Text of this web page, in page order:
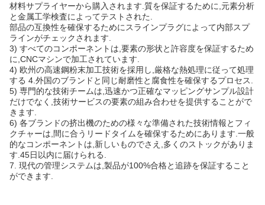
材料サプライヤーから購入されます.質を保証するために,元素分析
と金属工学検査によってテストされた.
部品の互換性を確保するためにスラインプラグによって内部スプ
ラインがチェックされます.
3) すべてのコンポーネントは,要素の形状と許容度を保証するため
に,CNCマシンで加工されています.
4) 欧州の高速鋼粉末加工技術を採用し,厳格な熱処理に従って処理
する 4.外国のブランドと同じ耐磨性と腐食性を確保するプロセス.
5) 専門的な技術チームは,迅速かつ正確なマッピングサンプル設計
だけでなく,技術サービスの要素の組み合わせを提供することがで
きます.
6) 各ブランドの挤出機のための様々な準備された技術情報とフィ
クチャーは,間に合うリードタイムを確保するためにあります.一般
的なコンポーネントは,新しいものでさえ,多くのストックがありま
す.45日以内に届けられる.
7. 現代の管理システムは,製品が100%合格と追跡を保証すること
ができます.